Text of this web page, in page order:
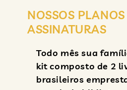
NOSSOS
ASSINATURAS
Todo mês sua
kit composto de 2
brasileiros